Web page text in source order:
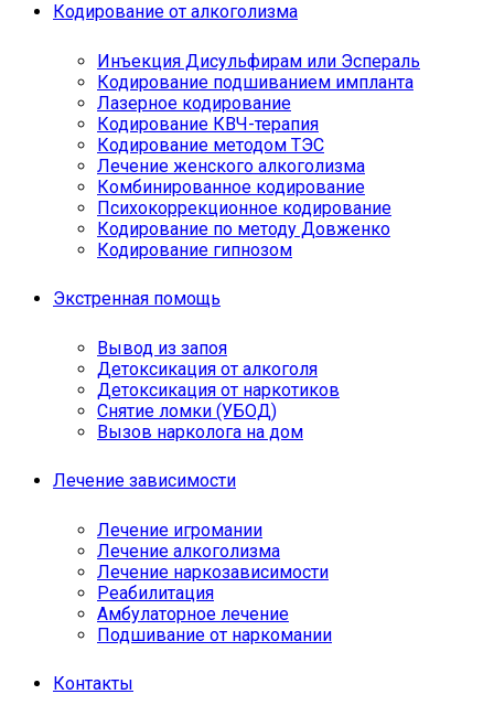
Кодирование от алкоголизма
Инъекция Дисульфирам или Эспераль
Кодирование подшиванием импланта
Лазерное кодирование
Кодирование КВЧ-терапия
Кодирование методом ТЭС
Лечение женского алкоголизма
Комбинированное кодирование
Психокоррекционное кодирование
Кодирование по методу Довженко
Кодирование гипнозом
Экстренная помощь
Вывод из запоя
Детоксикация от алкоголя
Детоксикация от наркотиков
Снятие ломки (УБОД)
Вызов нарколога на дом
Лечение зависимости
Лечение игромании
Лечение алкоголизма
Лечение наркозависимости
Реабилитация
Амбулаторное лечение
Подшивание от наркомании
Контакты